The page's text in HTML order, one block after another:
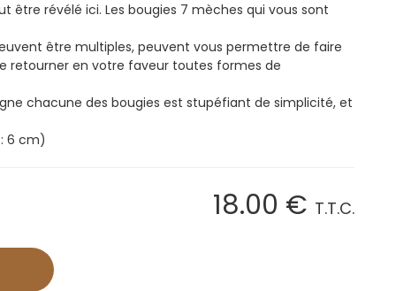
être révélé ici. Les bougies 7 mèches qui vous sont
être multiples, peuvent vous permettre de faire
retourner en votre faveur toutes formes de
chacune des bougies est stupéfiant de simplicité, et
6 cm)
18.00 € T.T.C.